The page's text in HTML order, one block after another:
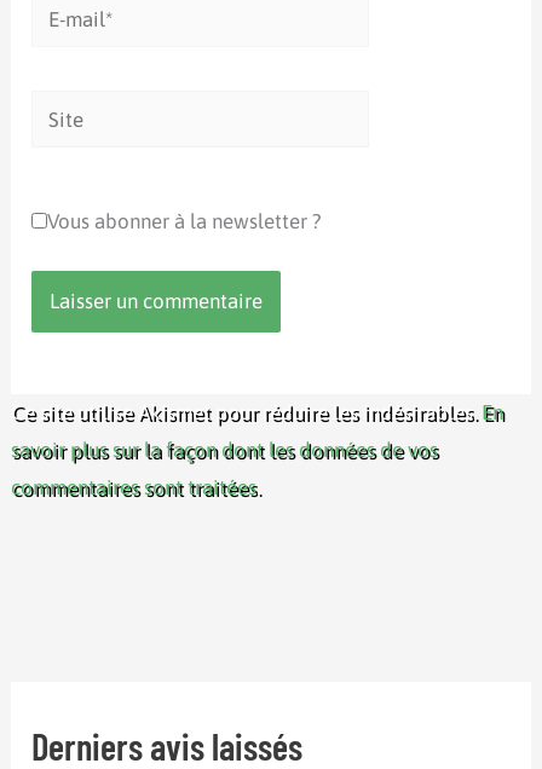
Site
Vous abonner à la newsletter ?
Ce site utilise Akismet pour réduire les indésirables. En
savoir plus sur la façon dont les données de vos
commentaires sont traitées.
Derniers avis laissés